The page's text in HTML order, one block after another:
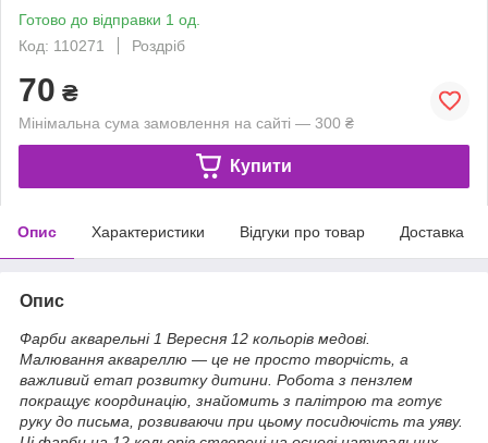
Готово до відправки 1 од.
Код: 110271
Роздріб
70 ₴
Мінімальна сума замовлення на сайті — 300 ₴
Купити
Опис Характеристики Відгуки про товар Доставка
Опис
Фарби акварельні 1 Вересня 12 кольорів медові.
Малювання аквареллю — це не просто творчість, а
важливий етап розвитку дитини. Робота з пензлем
покращує координацію, знайомить з палітрою та готує
руку до письма, розвиваючи при цьому посидючість та уяву.